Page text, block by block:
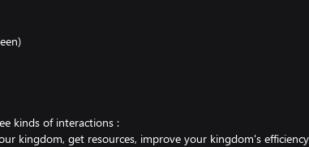
kinds of interactions :
kingdom, get resources, improve your kingdom's